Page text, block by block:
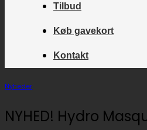
Tilbud
Køb gavekort
Kontakt
Nyheder
NYHED! Hydro